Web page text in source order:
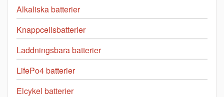
Alkaliska batterier
Knappcellsbatterier
Laddningsbara batterier
LifePo4 batterier
Elcykel batterier